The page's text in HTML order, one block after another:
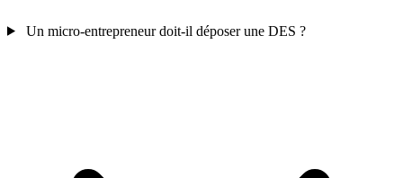
Un micro-entrepreneur doit-il déposer une DES ?